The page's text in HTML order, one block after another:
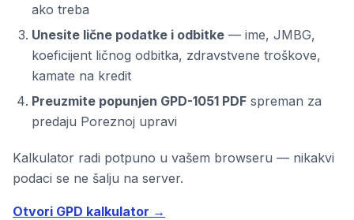
ako treba
Unesite lične podatke i odbitke — ime, JMBG,
koeficijent ličnog odbitka, zdravstvene troškove,
kamate na kredit
Preuzmite popunjen GPD-1051 PDF spreman za
predaju Poreznoj upravi
Kalkulator radi potpuno u vašem browseru — nikakvi
podaci se ne šalju na server.
Otvori GPD kalkulator →